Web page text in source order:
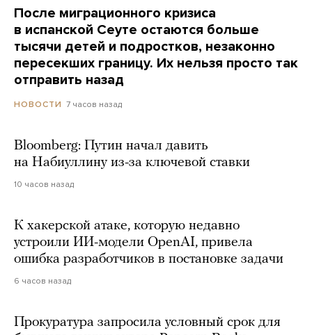
После миграционного кризиса
в испанской Сеуте остаются больше
тысячи детей и подростков, незаконно
пересекших границу. Их нельзя просто так
отправить назад
НОВОСТИ 7 часов назад
Bloomberg: Путин начал давить
на Набиуллину из-за ключевой ставки
10 часов назад
К хакерской атаке, которую недавно
устроили ИИ-модели OpenAI, привела
ошибка разработчиков в постановке задачи
6 часов назад
Прокуратура запросила условный срок для